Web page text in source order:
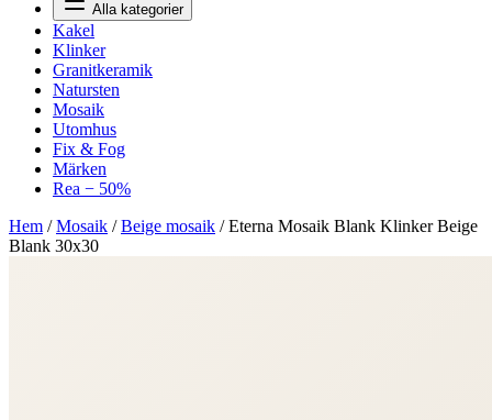
Alla kategorier
Kakel
Klinker
Granitkeramik
Natursten
Mosaik
Utomhus
Fix & Fog
Märken
Rea − 50%
Hem /Mosaik /Beige mosaik /Eterna Mosaik Blank Klinker Beige
Blank 30x30